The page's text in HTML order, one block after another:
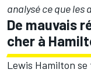
analysé ce que
De mauvais
cher à
Lewis Hamilton se